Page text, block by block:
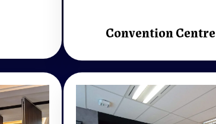
Convention Centre